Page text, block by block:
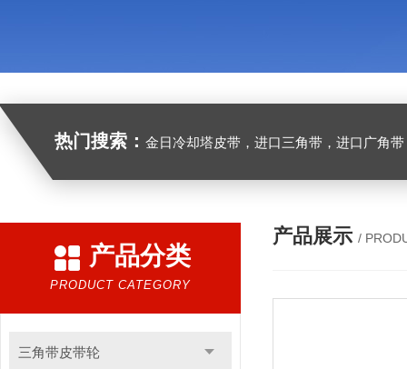
热门搜索： 金日冷却塔皮带，进口三角带，进口广角带，进口同步带，进口空压机皮
产品分类
PRODUCT CATEGORY
三角带皮带轮
产品展示 /